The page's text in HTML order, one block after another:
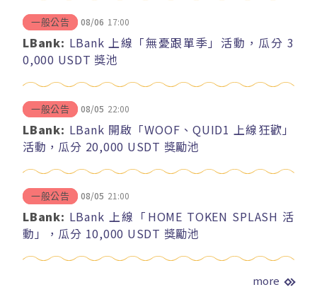
一般公告 08/06 17:00
LBank: LBank 上線「無憂跟單季」活動，瓜分 3
0,000 USDT 獎池
一般公告 08/05 22:00
LBank: LBank 開啟「WOOF、QUID1 上線狂歡」
活動，瓜分 20,000 USDT 獎勵池
一般公告 08/05 21:00
LBank: LBank 上線「HOME TOKEN SPLASH 活
動」，瓜分 10,000 USDT 獎勵池
more